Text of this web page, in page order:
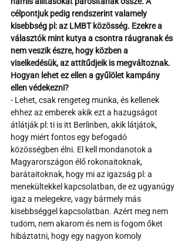
célpontjuk pedig rendszerint valamely
kisebbség pl: az LMBT közösség. Ezekre a
választók mint kutya a csontra ráugranak és
nem veszik észre, hogy közben a
viselkedésük, az attitűdjeik is megváltoznak.
Hogyan lehet ez ellen a gyűlölet kampány
ellen védekezni?
- Lehet, csak rengeteg munka, és kellenek
ehhez az emberek akik ezt a hazugságot
átlátják pl: ti is itt Berlinben, akik látjátok,
hogy miért fontos egy befogadó
közösségben élni. El kell mondanotok a
Magyarországon élő rokonaitoknak,
barátaitoknak, hogy mi az igazság pl: a
menekültekkel kapcsolatban, de ez ugyanúgy
igaz a melegekre, vagy bármely más
kisebbséggel kapcsolatban. Azért meg nem
tudom, nem akarom és nem is fogom őket
hibáztatni, hogy egy nagyon komoly